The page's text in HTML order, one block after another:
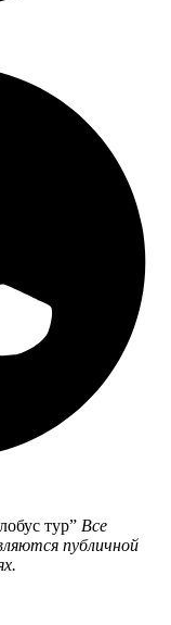
тур” Все
публичной